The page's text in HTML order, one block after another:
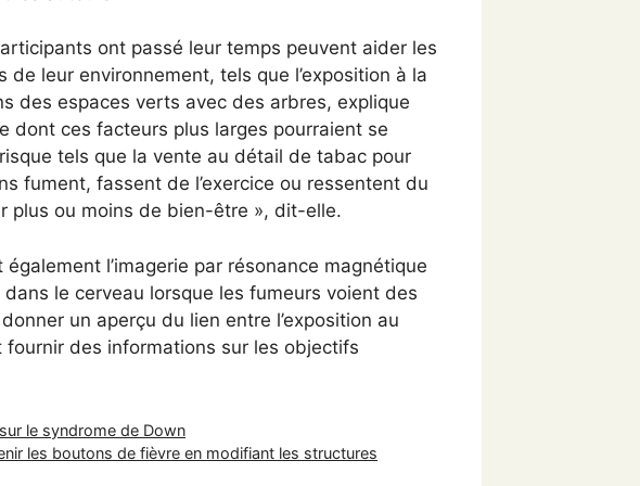
ont passé leur temps peuvent aider les
de leur environnement, tels que l’exposition à la
des espaces verts avec des arbres, explique
dont ces facteurs plus larges pourraient se
tels que la vente au détail de tabac pour
fument, fassent de l’exercice ou ressentent du
plus ou moins de bien-être », dit-elle.
l’imagerie par résonance magnétique
le cerveau lorsque les fumeurs voient des
un aperçu du lien entre l’exposition au
des informations sur les objectifs
le syndrome de Down
les boutons de fièvre en modifiant les structures